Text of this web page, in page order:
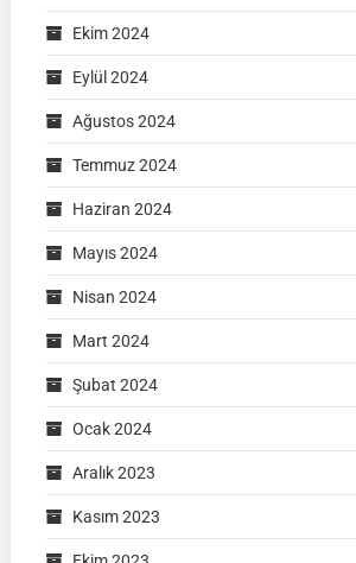
Ekim 2024
Eylül 2024
Ağustos 2024
Temmuz 2024
Haziran 2024
Mayıs 2024
Nisan 2024
Mart 2024
Şubat 2024
Ocak 2024
Aralık 2023
Kasım 2023